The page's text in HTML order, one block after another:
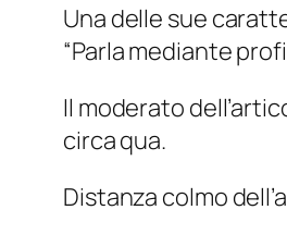
Una delle sue
“Parla mediante
Il moderato
circa qua.
Distanza colmo